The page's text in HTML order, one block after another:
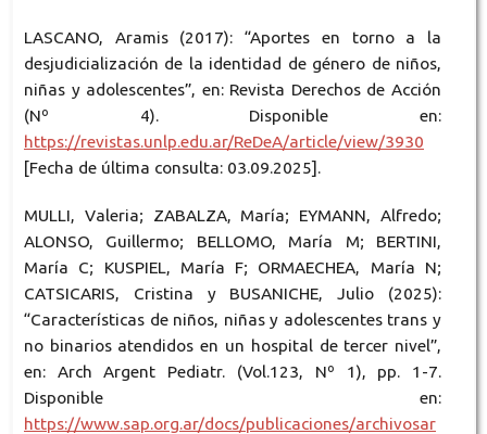
LASCANO, Aramis (2017): “Aportes en torno a la
desjudicialización de la identidad de género de niños,
niñas y adolescentes”, en: Revista Derechos de Acción
(Nº 4). Disponible en:
https://revistas.unlp.edu.ar/ReDeA/article/view/3930
[Fecha de última consulta: 03.09.2025].
MULLI, Valeria; ZABALZA, María; EYMANN, Alfredo;
ALONSO, Guillermo; BELLOMO, María M; BERTINI,
María C; KUSPIEL, María F; ORMAECHEA, María N;
CATSICARIS, Cristina y BUSANICHE, Julio (2025):
“Características de niños, niñas y adolescentes trans y
no binarios atendidos en un hospital de tercer nivel”,
en: Arch Argent Pediatr. (Vol.123, Nº 1), pp. 1-7.
Disponible en:
https://www.sap.org.ar/docs/publicaciones/archivosar